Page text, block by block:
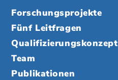
Forschungsprojekte
Fünf Leitfragen
Qualifizierungskonzept
Team
Publikationen